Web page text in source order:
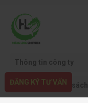
Thông tin công ty
Quy định & chính sách
ĐĂNG KÝ TƯ VẤN